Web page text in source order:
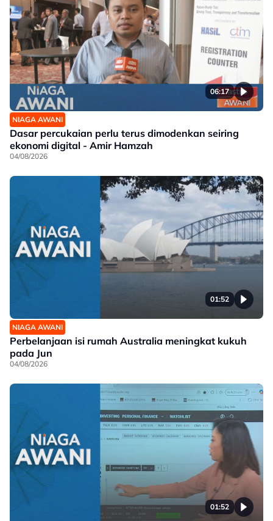
06:17
NIAGA AWANI
Dasar percukaian perlu terus dimodenkan seiring
ekonomi digital - Amir Hamzah
04/08/2026
01:52
NIAGA AWANI
Perbelanjaan isi rumah Australia meningkat kukuh
pada Jun
04/08/2026
01:52